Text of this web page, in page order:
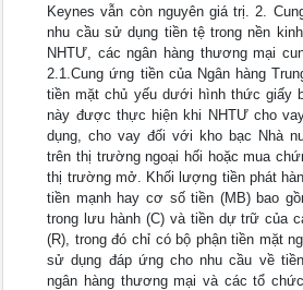
Keynes vẫn còn nguyên giá trị. 2.
nhu cầu sử dụng tiền tệ trong nền
NHTƯ, các ngân hàng thương mại
2.1.Cung ứng tiền của Ngân hàng
tiền mặt chủ yếu dưới hình thức giấy
này được thực hiện khi NHTƯ cho
dụng, cho vay đối với kho bạc Nhà
trên thị trường ngoại hối hoặc mua
thị trường mở. Khối lượng tiền phát
tiền mạnh hay cơ số tiền (MB) bao
trong lưu hành (C) và tiền dự trữ của
(R), trong đó chỉ có bộ phận tiền mặt
sử dụng đáp ứng cho nhu cầu về
ngân hàng thương mại và các tổ